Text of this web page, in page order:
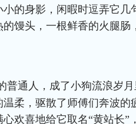
的身影，闲暇时逗弄它几
馒头，一根鲜香的火腿肠
普通人，成了小狗流浪岁
柔，驱散了师傅们奔波的
欢喜地给它取名“黄站长”